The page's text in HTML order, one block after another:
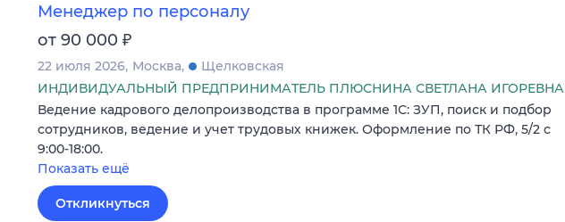
Менеджер по персоналу
от 90 000 ₽
22 июля 2026 Москва
Щелковская
ИНДИВИДУАЛЬНЫЙ ПРЕДПРИНИМАТЕЛЬ ПЛЮСНИНА СВЕТЛАНА ИГОРЕВНА
Ведение кадрового делопроизводства в программе 1С: ЗУП, поиск и подбор
сотрудников, ведение и учет трудовых книжек. Оформление по ТК РФ, 5/2 с
9:00-18:00.
Показать ещё
Откликнуться